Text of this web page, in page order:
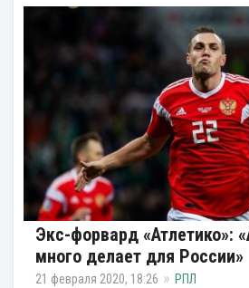
Экс-форвард «Атлетико»:
много делает для России»
21 февраля 2020, 18:26 РПЛ